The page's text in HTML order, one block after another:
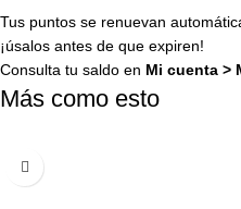
Tus puntos se renuevan
¡úsalos antes de que expiren!
Consulta tu saldo en Mi cuenta >
Más como esto